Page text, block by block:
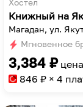
Хостел
Книжный на
Магадан, ул.
Мгновенное
3,384 ₽
846 ₽ × 4